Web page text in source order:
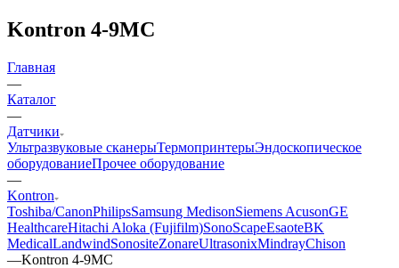
Kontron 4-9MC
Главная
—
Каталог
—
Датчики
Ультразвуковые сканерыТермопринтерыЭндоскопическое
оборудованиеПрочее оборудование
—
Kontron
Toshiba/CanonPhilipsSamsung MedisonSiemens AcusonGE
HealthcareHitachi Aloka (Fujifilm)SonoScapeEsaoteBK
MedicalLandwindSonositeZonareUltrasonixMindrayChison
—Kontron 4-9MC